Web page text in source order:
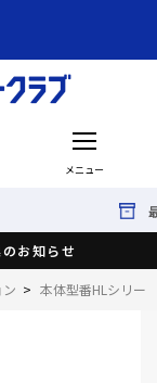
メニュー
最短で翌日出荷！
お知らせ
> 本体型番HLシリー